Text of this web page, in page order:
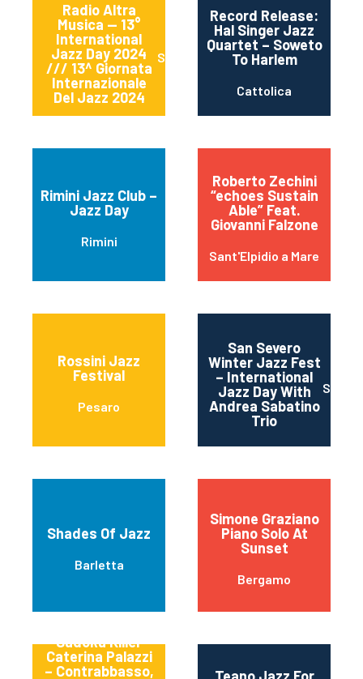
Radio Altra
Musica — 13°
International
Jazz Day 2024
/// 13^ Giornata
Internazionale
Del Jazz 2024
Sessa Aurunca
Record Release:
Hal Singer Jazz
Quartet – Soweto
To Harlem
Cattolica
Rimini Jazz Club –
Jazz Day
Rimini
Roberto Zechini
“echoes Sustain
Able” Feat.
Giovanni Falzone
Sant'Elpidio a Mare
Rossini Jazz
Festival
Pesaro
San Severo
Winter Jazz Fest
– International
Jazz Day With
Andrea Sabatino
Trio
SAN
Shades Of Jazz
Barletta
Simone Graziano
Piano Solo At
Sunset
Bergamo
Sudoku Killer
Caterina Palazzi
– Contrabbasso,